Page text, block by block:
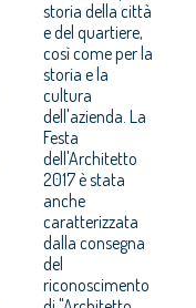
storia della città
e del quartiere,
così come per la
storia e la
cultura
dell'azienda. La
Festa
dell'Architetto
2017 è stata
anche
caratterizzata
dalla consegna
del
riconoscimento